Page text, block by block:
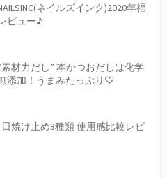
ネイルズインク)2020年福
ビュー♪
材力だし” 本かつおだしは化学
添加！うまみたっぷり♡
日焼け止め3種類 使用感比較レビ